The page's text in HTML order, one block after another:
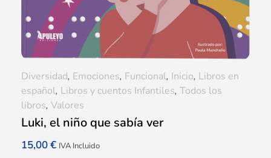
Luki, el niño que sabía ver
15,00€ IVA Incluido
Diversidad, Emociones, Funcional, Inicio, Libros en
español, Libros y cuentos Infantiles, Todos los
libros, Valores